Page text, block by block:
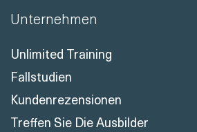
Unternehmen
Unlimited Training
Fallstudien
Kundenrezensionen
Treffen Sie Die Ausbilder